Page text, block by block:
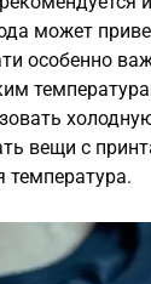
может
особенно
вещи с
температура.